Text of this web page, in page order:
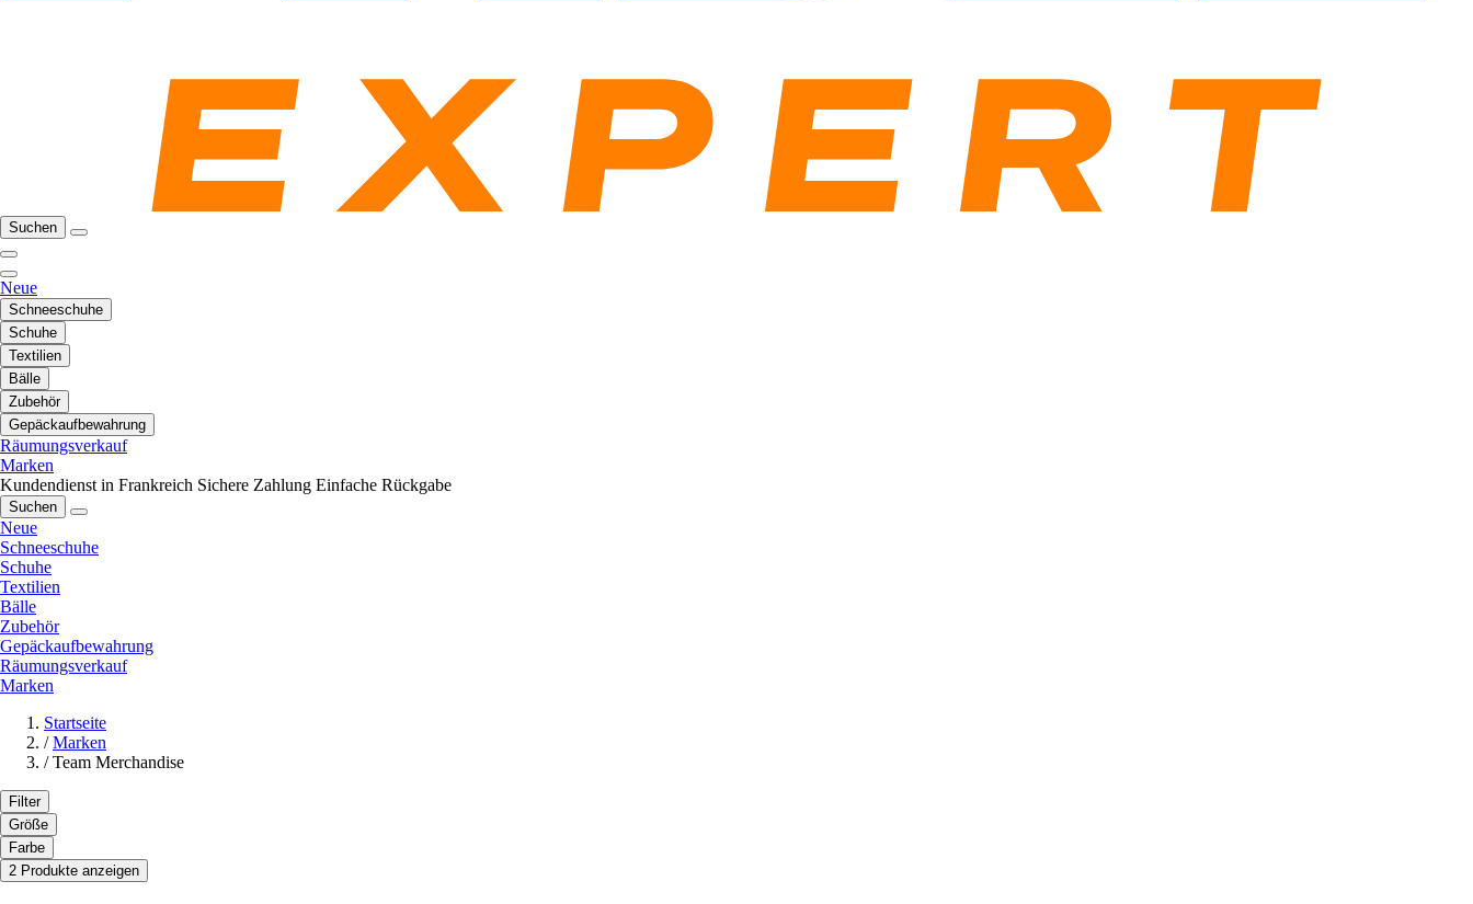
Suchen
Neue
Schneeschuhe
Schuhe
Textilien
Bälle
Zubehör
Gepäckaufbewahrung
Räumungsverkauf
Marken
Kundendienst in Frankreich Sichere Zahlung Einfache Rückgabe
Suchen
Neue
Schneeschuhe
Schuhe
Textilien
Bälle
Zubehör
Gepäckaufbewahrung
Räumungsverkauf
Marken
Startseite
/ Marken
/ Team Merchandise
Filter
Größe
Farbe
2 Produkte anzeigen